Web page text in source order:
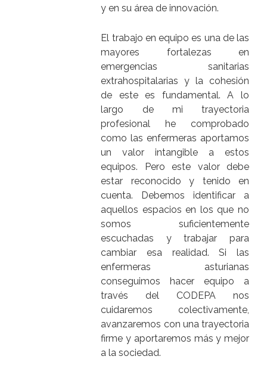
y en su área de innovación.
El trabajo en equipo es una de las
mayores fortalezas en
emergencias sanitarias
extrahospitalarias y la cohesión
de este es fundamental. A lo
largo de mi trayectoria
profesional he comprobado
como las enfermeras aportamos
un valor intangible a estos
equipos. Pero este valor debe
estar reconocido y tenido en
cuenta. Debemos identificar a
aquellos espacios en los que no
somos suficientemente
escuchadas y trabajar para
cambiar esa realidad. Si las
enfermeras asturianas
conseguimos hacer equipo a
través del CODEPA nos
cuidaremos colectivamente,
avanzaremos con una trayectoria
firme y aportaremos más y mejor
a la sociedad.